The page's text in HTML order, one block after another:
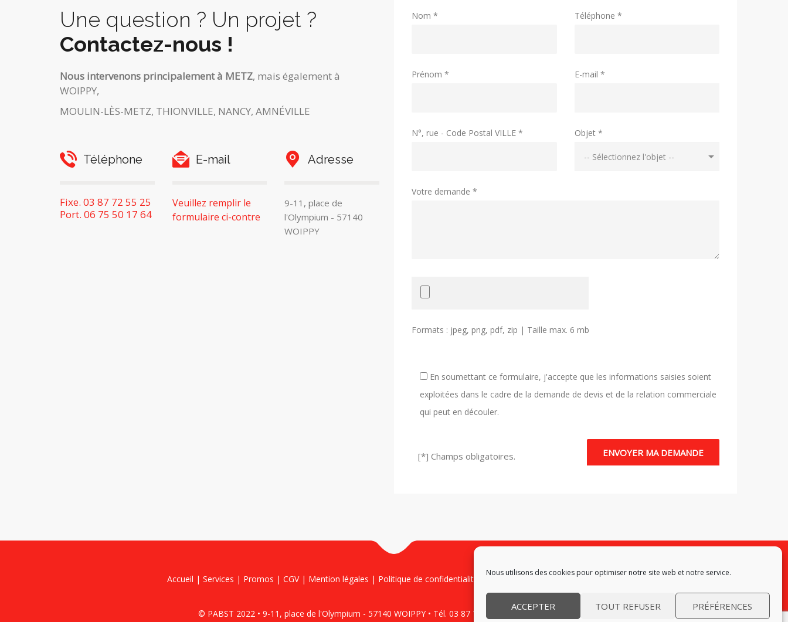
Nous utilisons des cookies pour optimiser notre site web et notre service.
ACCEPTER TOUT REFUSER PRÉFÉRENCES
Une question ? Un projet ?
Contactez-nous !
Nous intervenons principalement à METZ, mais également à
WOIPPY,
MOULIN-LÈS-METZ, THIONVILLE, NANCY, AMNÉVILLE
Téléphone
Fixe. 03 87 72 55 25
Port. 06 75 50 17 64
E-mail
Veuillez remplir le
formulaire ci-contre
Adresse
9-11, place de
l'Olympium - 57140
WOIPPY
Nom *
Prénom *
N°, rue - Code Postal VILLE *
Téléphone *
E-mail *
Objet *
Votre demande *
Formats : jpeg, png, pdf, zip | Taille max. 6 mb
En soumettant ce formulaire, j'accepte que les informations saisies soient
exploitées dans le cadre de la demande de devis et de la relation commerciale
qui peut en découler.
[*] Champs obligatoires.
Accueil | Services | Promos | CGV | Mention légales | Politique de confidentialité Politique de cookies (EU) | Contact
© PABST 2022 • 9-11, place de l'Olympium - 57140 WOIPPY • Tél. 03 87 72 55 25 • Port. 06 75 50 17 64